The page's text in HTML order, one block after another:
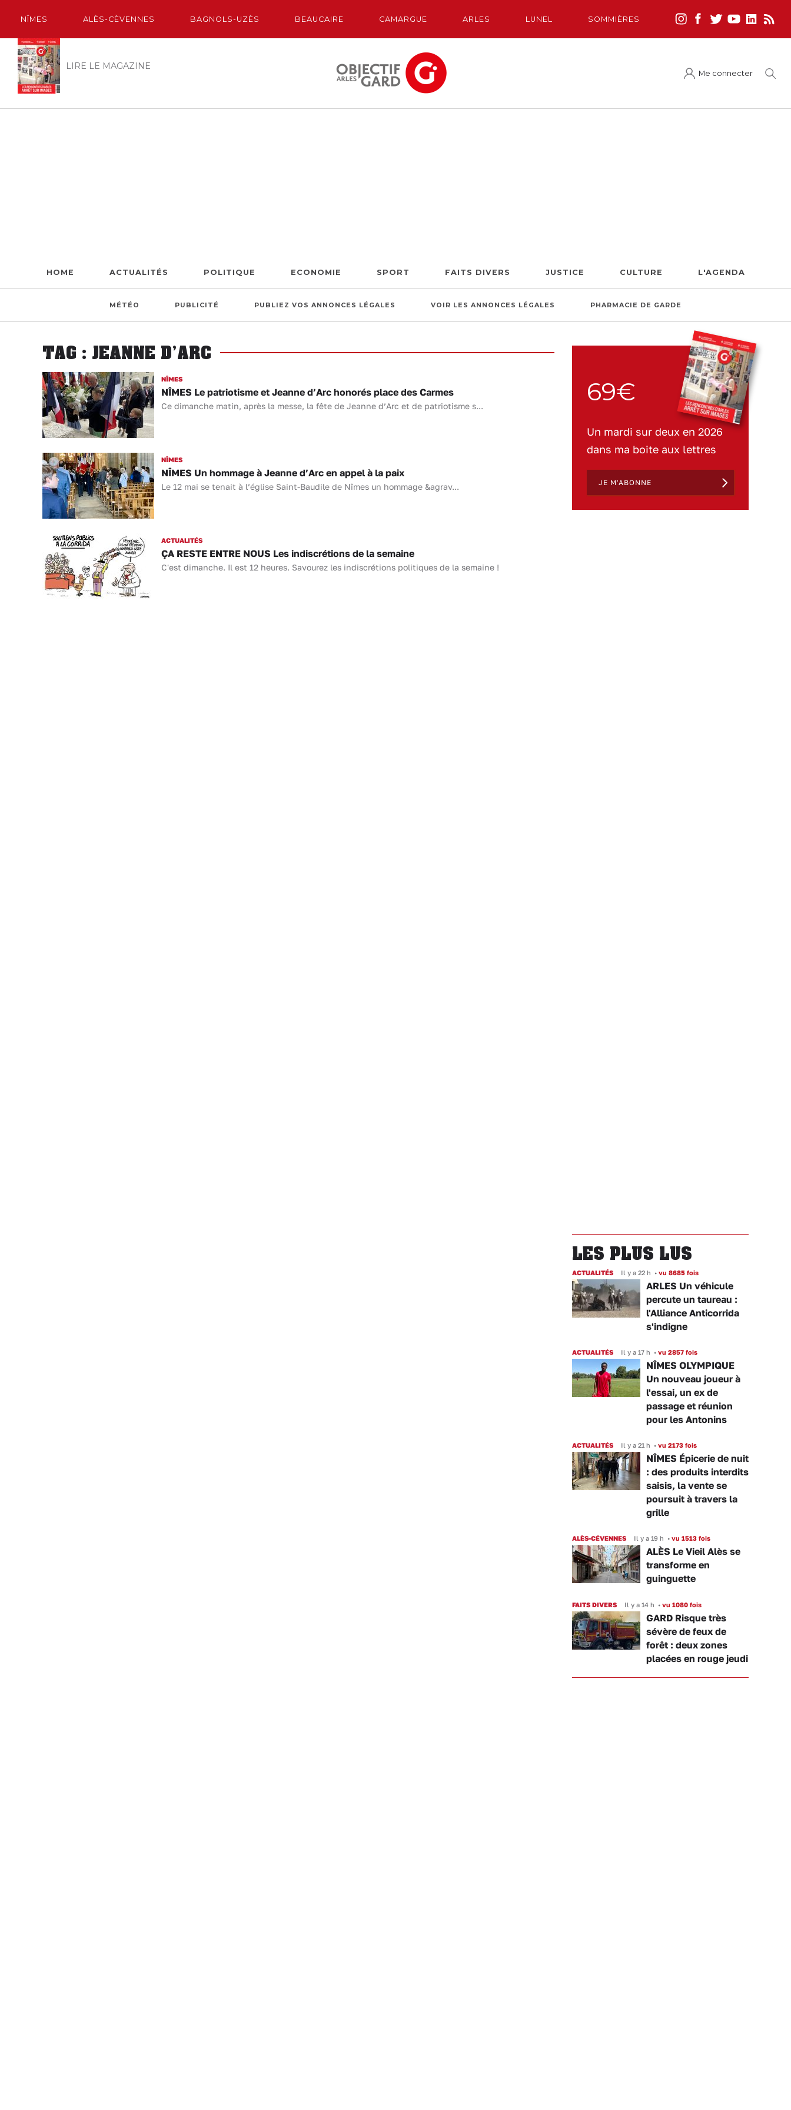
NÎMES ALÈS-CÈVENNES BAGNOLS-UZÈS BEAUCAIRE CAMARGUE ARLES LUNEL SOMMIÈRES
LIRE LE MAGAZINE
Me connecter
HOME ACTUALITÉS POLITIQUE ECONOMIE SPORT FAITS DIVERS JUSTICE CULTURE L'AGENDA
MÉTÉO PUBLICITÉ PUBLIEZ VOS ANNONCES LÉGALES VOIR LES ANNONCES LÉGALES PHARMACIE DE GARDE
TAG : JEANNE D’ARC
NÎMES
NÎMES Le patriotisme et Jeanne d’Arc honorés place des Carmes
Ce dimanche matin, après la messe, la fête de Jeanne d’Arc et de patriotisme s...
NÎMES
NÎMES Un hommage à Jeanne d’Arc en appel à la paix
Le 12 mai se tenait à l’église Saint-Baudile de Nîmes un hommage &agrav...
ACTUALITÉS
ÇA RESTE ENTRE NOUS Les indiscrétions de la semaine
C'est dimanche. Il est 12 heures. Savourez les indiscrétions politiques de la semaine !
69€
Un mardi sur deux en 2026
dans ma boite aux lettres
JE M'ABONNE
LES PLUS LUS
ACTUALITÉS Il y a 22 h • vu 8685 fois
ARLES Un véhicule
percute un taureau :
l'Alliance Anticorrida
s'indigne
ACTUALITÉS Il y a 17 h • vu 2857 fois
NÎMES OLYMPIQUE
Un nouveau joueur à
l'essai, un ex de
passage et réunion
pour les Antonins
ACTUALITÉS Il y a 21 h • vu 2173 fois
NÎMES Épicerie de nuit
: des produits interdits
saisis, la vente se
poursuit à travers la
grille
ALÈS-CÉVENNES Il y a 19 h • vu 1513 fois
ALÈS Le Vieil Alès se
transforme en
guinguette
FAITS DIVERS Il y a 14 h • vu 1080 fois
GARD Risque très
sévère de feux de
forêt : deux zones
placées en rouge jeudi